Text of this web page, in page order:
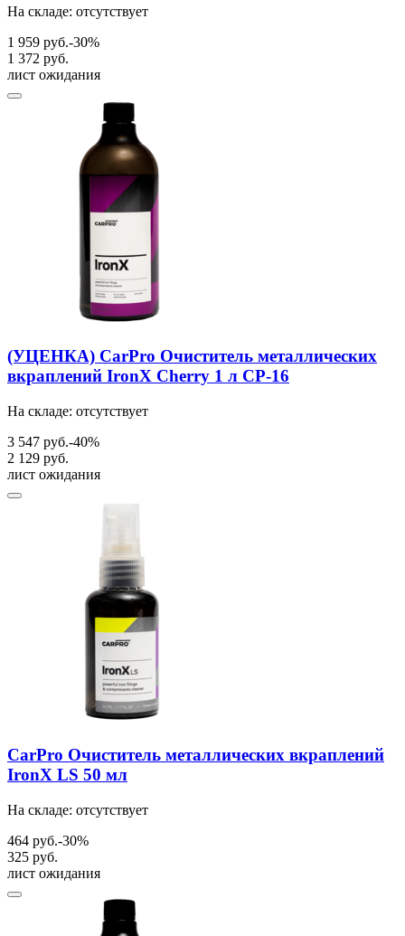
На складе: отсутствует
1 959 руб.-30%
1 372 руб.
лист ожидания
(УЦЕНКА) CarPro Очиститель металлических
вкраплений IronX Cherry 1 л CP-16
На складе: отсутствует
3 547 руб.-40%
2 129 руб.
лист ожидания
CarPro Очиститель металлических вкраплений
IronX LS 50 мл
На складе: отсутствует
464 руб.-30%
325 руб.
лист ожидания